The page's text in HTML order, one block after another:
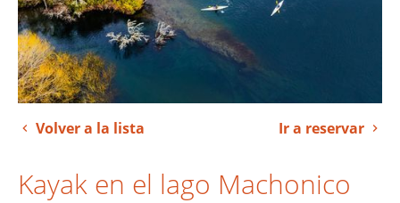
Volver a la lista Ir a reservar
Kayak en el lago Machonico